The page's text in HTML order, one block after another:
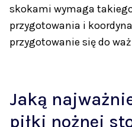
skokami wymaga
przygotowania i
przygotowanie się do
Jaką
piłki nożnej